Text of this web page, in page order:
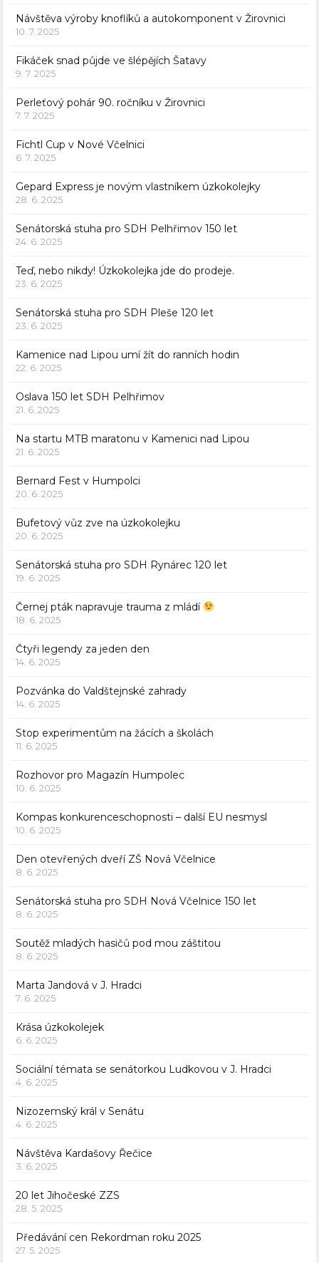
Návštěva výroby knoflíků a autokomponent v Žirovnici
10. 7. 2025
Fikáček snad půjde ve šlépějích Šatavy
9. 7. 2025
Perleťový pohár 90. ročníku v Žirovnici
7. 7. 2025
Fichtl Cup v Nové Včelnici
6. 7. 2025
Gepard Express je novým vlastníkem úzkokolejky
28. 6. 2025
Senátorská stuha pro SDH Pelhřimov 150 let
24. 6. 2025
Teď, nebo nikdy! Úzkokolejka jde do prodeje.
23. 6. 2025
Senátorská stuha pro SDH Pleše 120 let
23. 6. 2025
Kamenice nad Lipou umí žít do ranních hodin
22. 6. 2025
Oslava 150 let SDH Pelhřimov
21. 6. 2025
Na startu MTB maratonu v Kamenici nad Lipou
21. 6. 2025
Bernard Fest v Humpolci
20. 6. 2025
Bufetový vůz zve na úzkokolejku
20. 6. 2025
Senátorská stuha pro SDH Rynárec 120 let
19. 6. 2025
Černej pták napravuje trauma z mládí
18. 6. 2025
Čtyři legendy za jeden den
14. 6. 2025
Pozvánka do Valdštejnské zahrady
14. 6. 2025
Stop experimentům na žácích a školách
11. 6. 2025
Rozhovor pro Magazín Humpolec
10. 6. 2025
Kompas konkurenceschopnosti – další EU nesmysl
10. 6. 2025
Den otevřených dveří ZŠ Nová Včelnice
8. 6. 2025
Senátorská stuha pro SDH Nová Včelnice 150 let
8. 6. 2025
Soutěž mladých hasičů pod mou záštitou
8. 6. 2025
Marta Jandová v J. Hradci
7. 6. 2025
Krása úzkokolejek
6. 6. 2025
Sociální témata se senátorkou Ludkovou v J. Hradci
4. 6. 2025
Nizozemský král v Senátu
4. 6. 2025
Návštěva Kardašovy Řečice
3. 6. 2025
20 let Jihočeské ZZS
28. 5. 2025
Předávání cen Rekordman roku 2025
27. 5. 2025